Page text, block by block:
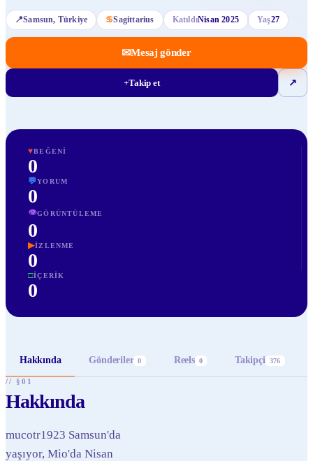
📍Samsun, Türkiye ♋Sagittarius KatıldıNisan 2025 Yaş27
✉Mesaj gönder
+Takip et ↗
♥BEĞENI
0
💬YORUM
0
👁GÖRÜNTÜLEME
0
▶İZLENME
0
□İÇERIK
0
Hakkında Gönderiler 0 Reels 0 Takipçi 376
// §01
Hakkında
mucotr1923 Samsun'da
yaşıyor, Mio'da Nisan